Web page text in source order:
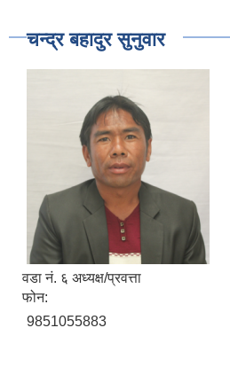
चन्द्र बहादुर सुनुवार
वडा नं. ६ अध्यक्ष/प्रवत्ता
फोन:
9851055883